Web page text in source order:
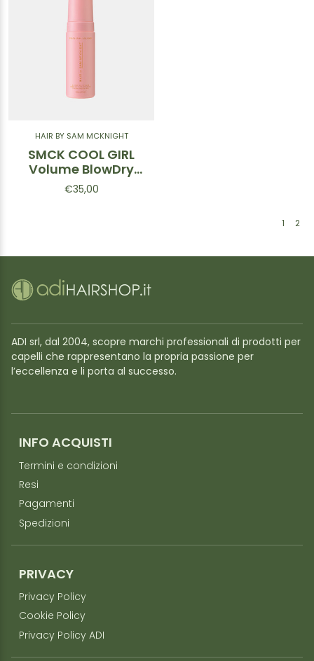
HAIR BY SAM MCKNIGHT
SMCK COOL GIRL
Volume BlowDry
Foam 150ml
€35,00
2
ADI srl, dal 2004, scopre marchi professionali di prodotti per
capelli che rappresentano la propria passione per
l’eccellenza e li porta al successo.
INFO ACQUISTI
Termini e condizioni
Resi
Pagamenti
Spedizioni
PRIVACY
Privacy Policy
Cookie Policy
Privacy Policy ADI